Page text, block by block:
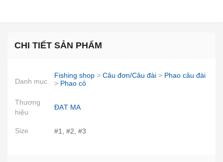
CHI TIẾT SẢN PHẨM
Danh mục
Fishing shop > Câu đơn/Câu đài > Phao câu đài
> Phao cỏ
Thương
hiệu
ĐẠT MA
Size #1, #2, #3